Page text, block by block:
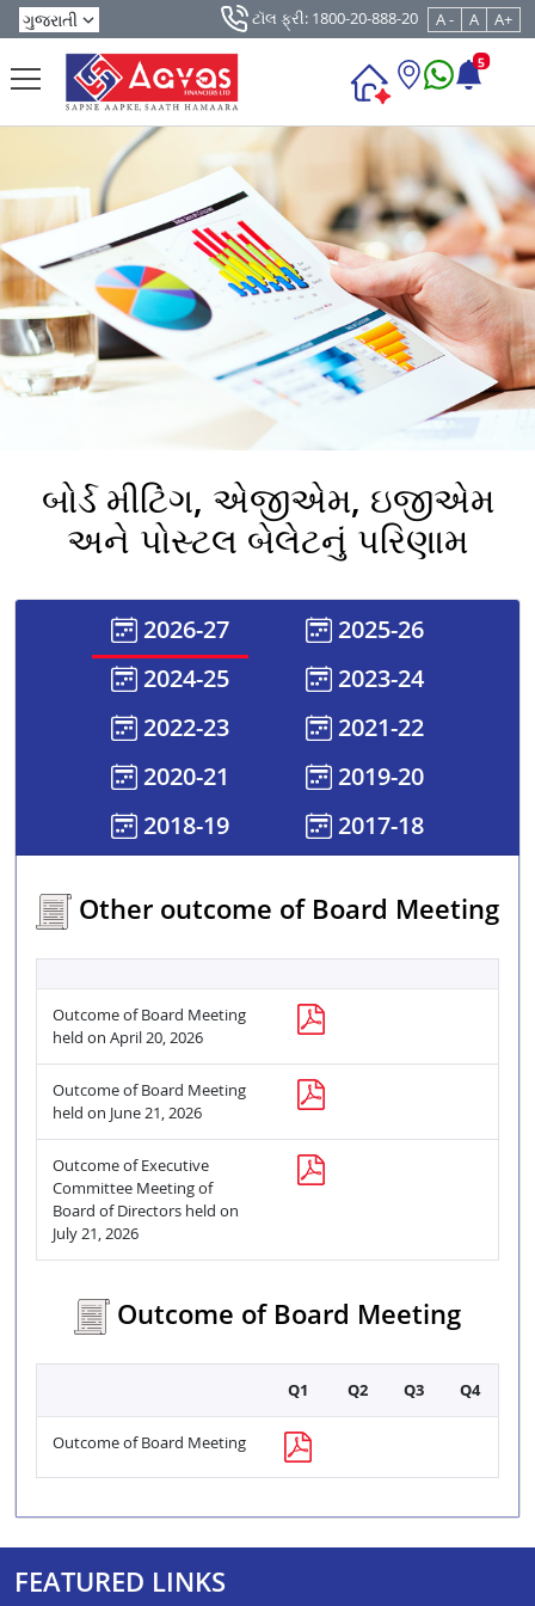
ટૉલ ફ્રી: 1800-20-888-20 A - A A+
5
બોર્ડ મીટિંગ, એજીએમ, ઇજીએમ
અને પોસ્ટલ બેલેટનું પરિણામ
2026-27
2025-26
2024-25
2023-24
2022-23
2021-22
2020-21
2019-20
2018-19
2017-18
Other outcome of Board Meeting
Outcome of Board Meeting
held on April 20, 2026
Outcome of Board Meeting
held on June 21, 2026
Outcome of Executive
Committee Meeting of
Board of Directors held on
July 21, 2026
Outcome of Board Meeting
Q1 Q2 Q3 Q4
Outcome of Board Meeting
FEATURED LINKS